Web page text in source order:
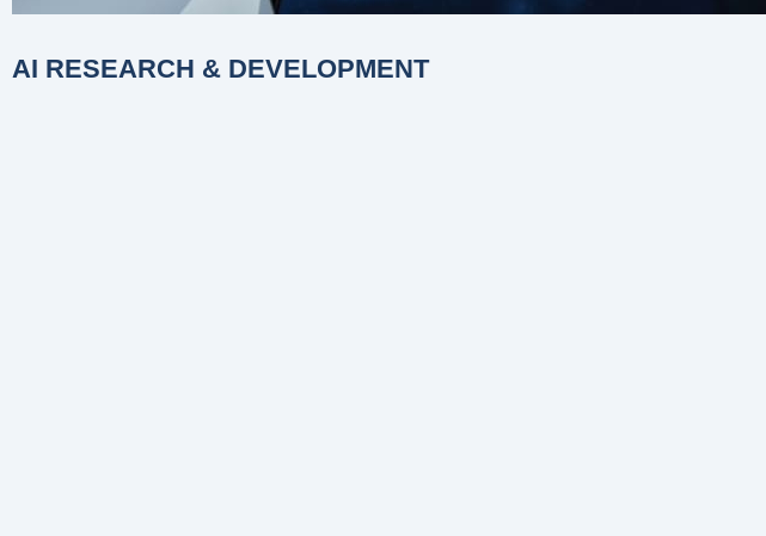
AI RESEARCH & DEVELOPMENT